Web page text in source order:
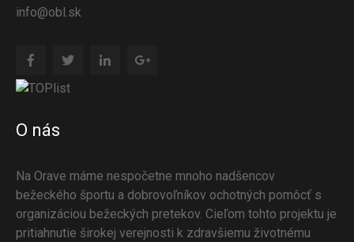
info@obl.sk
O nás
Na Orave máme nespočetne mnoho nadšencov
bežeckého športu a dobrovoľníkov ochotných pomôcť s
organizáciou bežeckých pretekov. Cieľom tohto projektu je
pritiahnutie širokej verejnosti k zdravšiemu životnému